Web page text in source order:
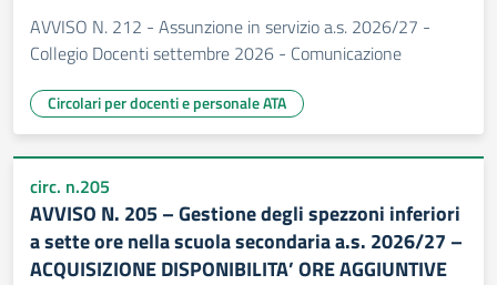
AVVISO N. 212 - Assunzione in servizio a.s. 2026/27 -
Collegio Docenti settembre 2026 - Comunicazione
Circolari per docenti e personale ATA
circ. n.205
AVVISO N. 205 – Gestione degli spezzoni inferiori
a sette ore nella scuola secondaria a.s. 2026/27 –
ACQUISIZIONE DISPONIBILITA’ ORE AGGIUNTIVE